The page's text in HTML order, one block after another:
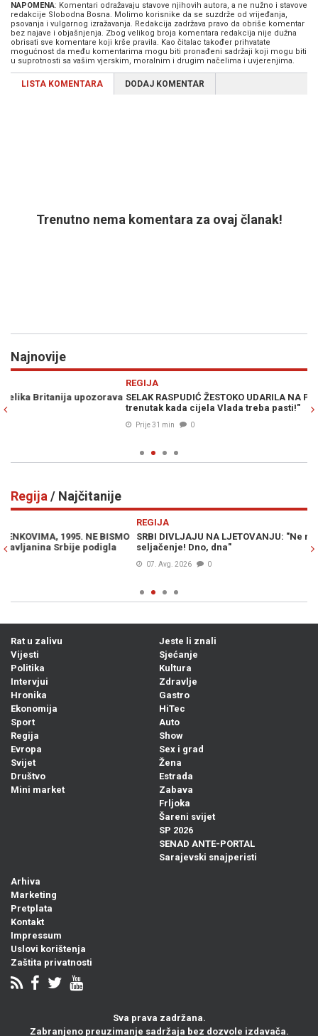
NAPOMENA: Komentari odražavaju stavove njihovih autora, a ne nužno i stavove
redakcije Slobodna Bosna. Molimo korisnike da se suzdrže od vrijeđanja,
psovanja i vulgarnog izražavanja. Redakcija zadržava pravo da obriše komentar
bez najave i objašnjenja. Zbog velikog broja komentara redakcija nije dužna
obrisati sve komentare koji krše pravila. Kao čitalac također prihvatate
mogućnost da među komentarima mogu biti pronađeni sadržaji koji mogu biti
u suprotnosti sa vašim vjerskim, moralnim i drugim načelima i uvjerenjima.
LISTA KOMENTARA DODAJ KOMENTAR
Trenutno nema komentara za ovaj članak!
Najnovije
SELAK RASPUDIĆ ŽESTOKO UDARILA NA PLENKOVIĆA: "Ovo je
trenutak kada cijela Vlada treba pasti!"
Regija / Najčitanije
SRBI DIVLJAJU NA LJETOVANJU: "Ne moramo slušati vaše
seljačenje! Dno, dna"
Rat u zalivu
Vijesti
Politika
Intervjui
Hronika
Ekonomija
Sport
Regija
Evropa
Svijet
Društvo
Mini market
Jeste li znali
Sjećanje
Kultura
Zdravlje
Gastro
HiTec
Auto
Show
Sex i grad
Žena
Estrada
Zabava
Frljoka
Šareni svijet
SP 2026
SENAD ANTE-PORTAL
Sarajevski snajperisti
Arhiva
Marketing
Pretplata
Kontakt
Impressum
Uslovi korištenja
Zaštita privatnosti
Sva prava zadržana.
Zabranjeno preuzimanje sadržaja bez dozvole izdavača.